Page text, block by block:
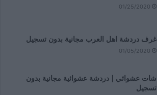
01/25/2020
غرف دردشة اهل العرب مجانية بدون تسجيل
01/05/2020
شات عشوائي | دردشة عشوائية مجانية بدون
تسجيل